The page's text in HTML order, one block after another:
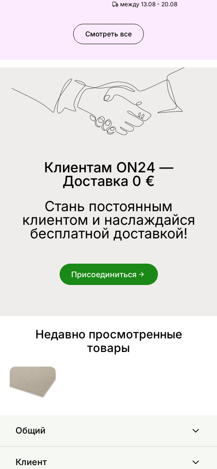
между 13.08 - 20.08
Смотреть все
Клиентам ON24 —
Доставка 0 €
Стань постоянным
клиентом и наслаждайся
бесплатной доставкой!
Присоединиться
Недавно просмотренные
товары
Общий
Клиент